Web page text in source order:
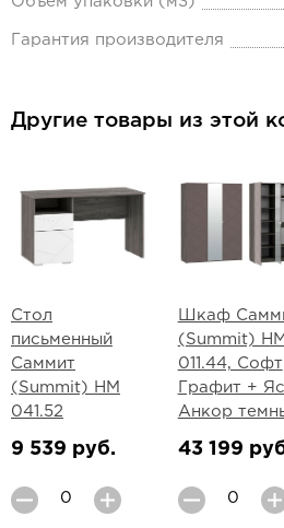
Гарантия производителя
Другие товары из этой
Стол
письменный
Саммит
(Summit) НМ
041.52
9 539 руб.
Шкаф
(Summit) НМ
011.44, Софт
Графит +
Анкор
43 199